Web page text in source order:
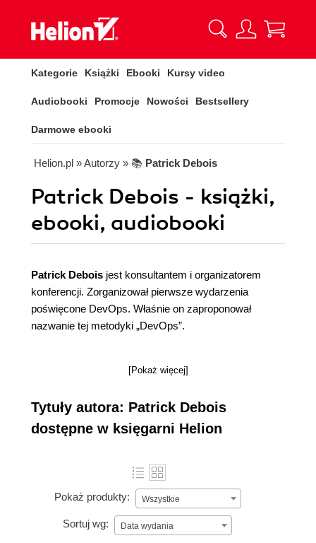
Kategorie Książki Ebooki Kursy video
Audiobooki Promocje Nowości Bestsellery
Darmowe ebooki
Helion.pl » Autorzy » 📚 Patrick Debois
Patrick Debois - książki,
ebooki, audiobooki
Patrick Debois jest konsultantem i organizatorem
konferencji. Zorganizował pierwsze wydarzenia
poświęcone DevOps. Właśnie on zaproponował
nazwanie tej metodyki „DevOps”.
[Pokaż więcej]
Tytuły autora: Patrick Debois
dostępne w księgarni Helion
Pokaż produkty: Wszystkie
Sortuj wg: Data wydania